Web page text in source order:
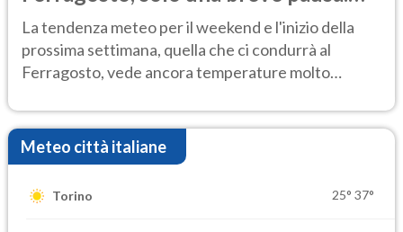
Ecco dove
La tendenza meteo per il weekend e l'inizio della
prossima settimana, quella che ci condurrà al
Ferragosto, vede ancora temperature molto
Meteo città italiane
Torino 25° 37°